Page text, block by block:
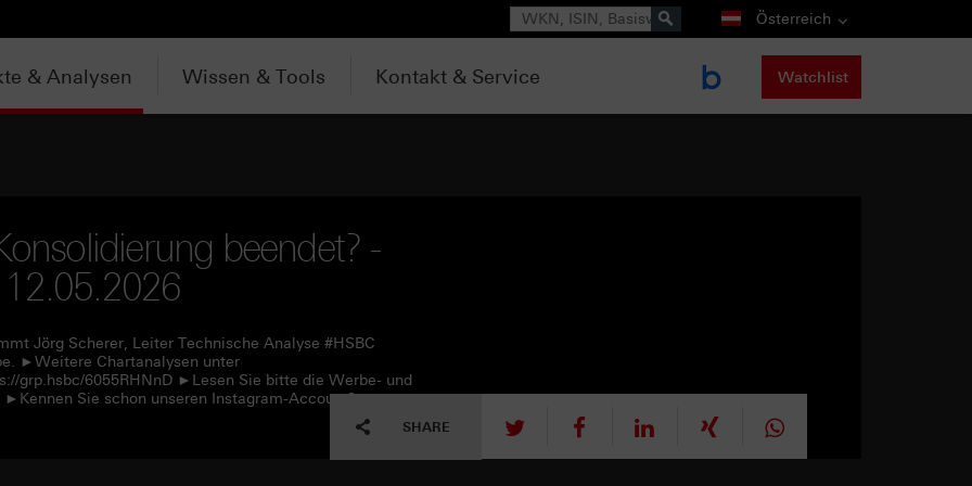
Suche Österreich
& Analysen Wissen & Tools Kontakt & Service Watchlist
beendet? -
12.05.2026
Jörg Scherer, Leiter Technische Analyse #HSBC
►Weitere Chartanalysen unter
grp.hsbc/6055RHNnD ►Lesen Sie bitte die Werbe- und
Sie schon unseren Instagram-Account?
SHARE tweet mitteilen